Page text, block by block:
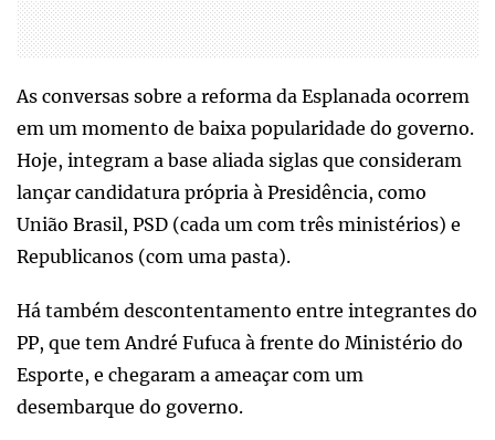
As conversas sobre a reforma da Esplanada ocorrem
em um momento de baixa popularidade do governo.
Hoje, integram a base aliada siglas que consideram
lançar candidatura própria à Presidência, como
União Brasil, PSD (cada um com três ministérios) e
Republicanos (com uma pasta).
Há também descontentamento entre integrantes do
PP, que tem André Fufuca à frente do Ministério do
Esporte, e chegaram a ameaçar com um
desembarque do governo.